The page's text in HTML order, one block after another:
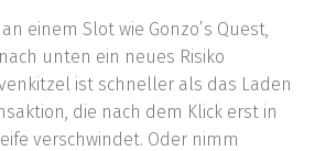
einem Slot wie Gonzo’s Quest,
unten ein neues Risiko
ist schneller als das Laden
die nach dem Klick erst in
verschwindet. Oder nimm